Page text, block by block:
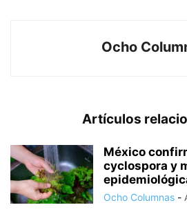
Ocho
Artículos
México
cyclospora y
Ocho Columnas -